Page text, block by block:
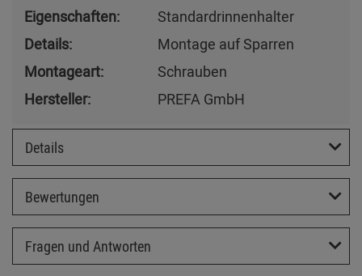
Eigenschaften:
Standardrinnenhalter
Details:
Montage auf Sparren
Montageart:
Schrauben
Hersteller:
PREFA GmbH
Details
Bewertungen
Fragen und Antworten